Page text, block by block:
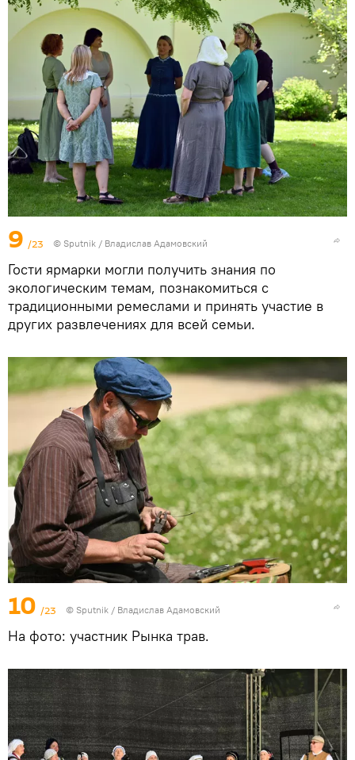
9 /23 © Sputnik / Владислав Адамовский
Гости ярмарки могли получить знания по
экологическим темам, познакомиться с
традиционными ремеслами и принять участие в
других развлечениях для всей семьи.
10 /23 © Sputnik / Владислав Адамовский
На фото: участник Рынка трав.